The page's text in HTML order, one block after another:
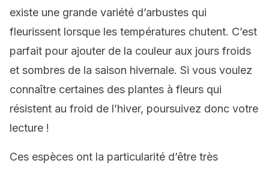
existe une grande variété d’arbustes qui
fleurissent lorsque les températures chutent. C’est
parfait pour ajouter de la couleur aux jours froids
et sombres de la saison hivernale. Si vous voulez
connaître certaines des plantes à fleurs qui
résistent au froid de l’hiver, poursuivez donc votre
lecture !
Ces espèces ont la particularité d’être très